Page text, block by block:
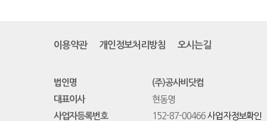
이용약관 개인정보처리방침 오시는길
법인명
(주)공사비닷컴
대표이사
현동명
사업자등록번호
152-87-00466 사업자정보확인